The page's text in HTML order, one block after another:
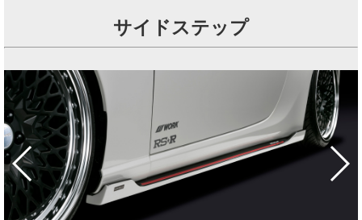
サイドステップ